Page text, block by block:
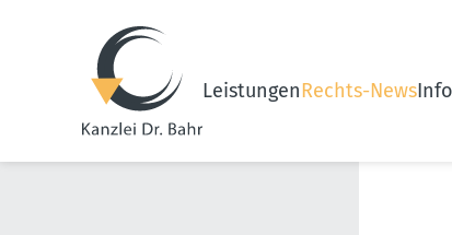
LeistungenRechts-News